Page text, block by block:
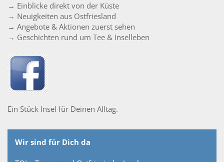
→ Einblicke direkt von der Küste
→ Neuigkeiten aus Ostfriesland
→ Angebote & Aktionen zuerst sehen
→ Geschichten rund um Tee & Inselleben
Ein Stück Insel für Deinen Alltag.
Wir sind für Dich da